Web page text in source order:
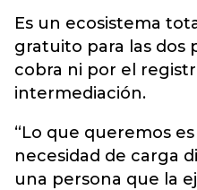
Es un ecosistema
gratuito para las dos
cobra ni por el
intermediación.
“Lo que queremos
necesidad de carga
una persona que la